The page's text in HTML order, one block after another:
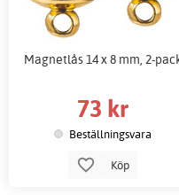
Magnetlås 14 x 8 mm, 2-
73 kr
Beställningsvara
Köp